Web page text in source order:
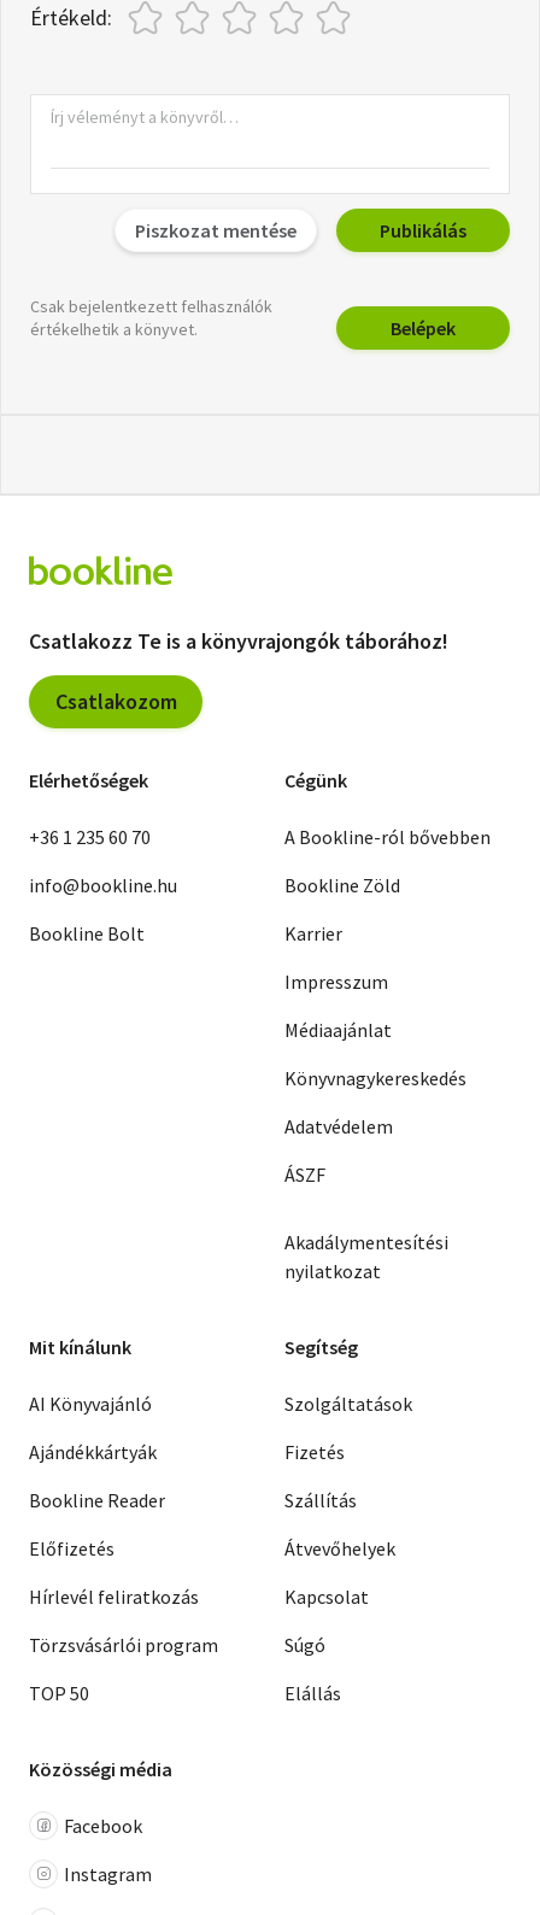
Értékeld:
Piszkozat mentése Publikálás
Csak bejelentkezett felhasználók
értékelhetik a könyvet.
Belépek
Csatlakozz Te is a könyvrajongók táborához!
Csatlakozom
Elérhetőségek
+36 1 235 60 70
info@bookline.hu
Bookline Bolt
Cégünk
A Bookline-ról bővebben
Bookline Zöld
Karrier
Impresszum
Médiaajánlat
Könyvnagykereskedés
Adatvédelem
ÁSZF
Akadálymentesítési
nyilatkozat
Mit kínálunk
AI Könyvajánló
Ajándékkártyák
Bookline Reader
Előfizetés
Hírlevél feliratkozás
Törzsvásárlói program
TOP 50
Segítség
Szolgáltatások
Fizetés
Szállítás
Átvevőhelyek
Kapcsolat
Súgó
Elállás
Közösségi média
Facebook
Instagram